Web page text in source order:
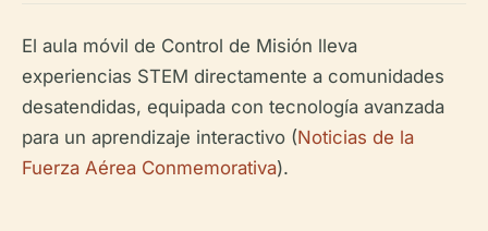
El aula móvil de Control de Misión lleva
experiencias STEM directamente a comunidades
desatendidas, equipada con tecnología avanzada
para un aprendizaje interactivo (Noticias de la
Fuerza Aérea Conmemorativa).